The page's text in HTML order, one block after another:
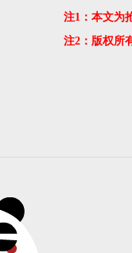
注1：本文为
注2：版权所